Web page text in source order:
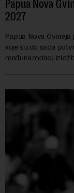
Papua Nova
2027
Papua Nova
koje su do sada
međunarodnoj